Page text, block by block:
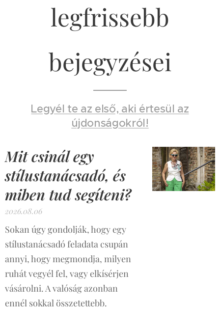
legfrissebb
bejegyzései
Legyél te az első, aki értesül az
újdonságokról!
Mit csinál egy
stílustanácsadó, és
miben tud segíteni?
2026.08.06
Sokan úgy gondolják, hogy egy
stílustanácsadó feladata csupán
annyi, hogy megmondja, milyen
ruhát vegyél fel, vagy elkísérjen
vásárolni. A valóság azonban
ennél sokkal összetettebb.